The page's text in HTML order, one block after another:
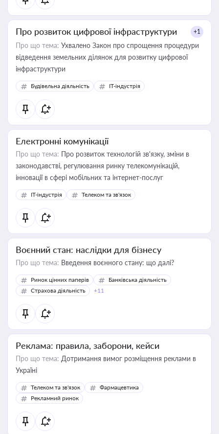
Про розвиток цифрової інфраструктури +1
Про що тема: Ухвалено Закон про спрощення процедури
відведення земельних ділянок для розвитку цифрової
інфраструктури
Будівельна діяльність IT-індустрія
Електронні комунікації
Про що тема: Про розвиток технологій зв'язку, зміни в
законодавстві, регулювання ринку телекомунікацій,
інновації в сфері мобільних та інтернет-послуг
IT-індустрія Телеком та зв'язок
Воєнний стан: наслідки для бізнесу
Про що тема: Введення воєнного стану: що далі?
Ринок цінних паперів
Банківська діяльність
Страхова діяльність
+11
Реклама: правила, заборони, кейси
Про що тема: Дотримання вимог розміщення реклами в
Україні
Телеком та зв'язок
Фармацевтика
Рекламний ринок